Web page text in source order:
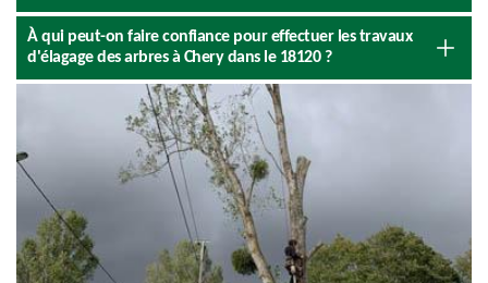
À qui peut-on faire confiance pour effectuer les travaux
d'élagage des arbres à Chery dans le 18120 ?